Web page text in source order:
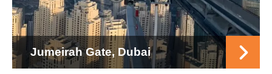
Jumeirah Gate, Dubai